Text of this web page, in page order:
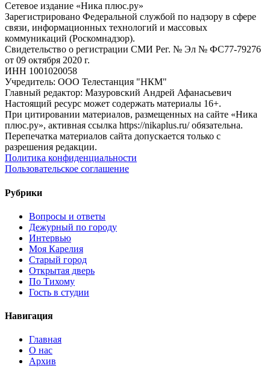
Сетевое издание «Ника плюс.ру»
Зарегистрировано Федеральной службой по надзору в сфере
связи, информационных технологий и массовых
коммуникаций (Роскомнадзор).
Свидетельство о регистрации СМИ Рег. № Эл № ФС77-79276
от 09 октября 2020 г.
ИНН 1001020058
Учредитель: ООО Телестанция "НКМ"
Главный редактор: Мазуровский Андрей Афанасьевич
Настоящий ресурс может содержать материалы 16+.
При цитировании материалов, размещенных на сайте «Ника
плюс.ру», активная ссылка https://nikaplus.ru/ обязательна.
Перепечатка материалов сайта допускается только с
разрешения редакции.
Политика конфиденциальности
Пользовательское соглашение
Рубрики
Вопросы и ответы
Дежурный по городу
Интервью
Моя Карелия
Старый город
Открытая дверь
По Тихому
Гость в студии
Навигация
Главная
О нас
Архив